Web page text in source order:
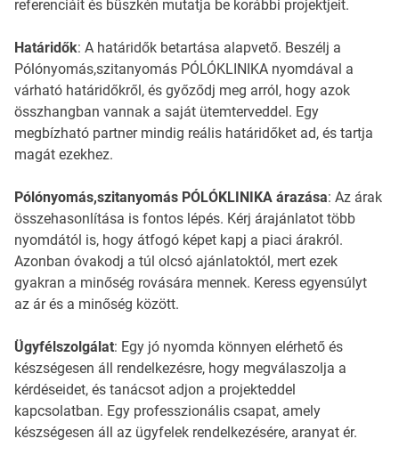
referenciáit és büszkén mutatja be korábbi projektjeit.
Határidők: A határidők betartása alapvető. Beszélj a
Pólónyomás,szitanyomás PÓLÓKLINIKA nyomdával a
várható határidőkről, és győződj meg arról, hogy azok
összhangban vannak a saját ütemterveddel. Egy
megbízható partner mindig reális határidőket ad, és tartja
magát ezekhez.
Pólónyomás,szitanyomás PÓLÓKLINIKA árazása: Az árak
összehasonlítása is fontos lépés. Kérj árajánlatot több
nyomdától is, hogy átfogó képet kapj a piaci árakról.
Azonban óvakodj a túl olcsó ajánlatoktól, mert ezek
gyakran a minőség rovására mennek. Keress egyensúlyt
az ár és a minőség között.
Ügyfélszolgálat: Egy jó nyomda könnyen elérhető és
készségesen áll rendelkezésre, hogy megválaszolja a
kérdéseidet, és tanácsot adjon a projekteddel
kapcsolatban. Egy professzionális csapat, amely
készségesen áll az ügyfelek rendelkezésére, aranyat ér.